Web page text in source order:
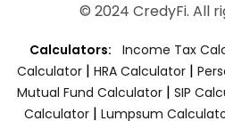
© 2024 CredyFi. All
Calculators: Income Tax
Calculator | HRA Calculator |
Mutual Fund Calculator | SIP
Calculator | Lumpsum